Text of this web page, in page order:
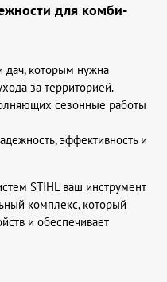
для комби-
дач, которым нужна
за территорией.
сезонные работы
эффективность и
STIHL ваш инструмент
комплекс, который
и обеспечивает